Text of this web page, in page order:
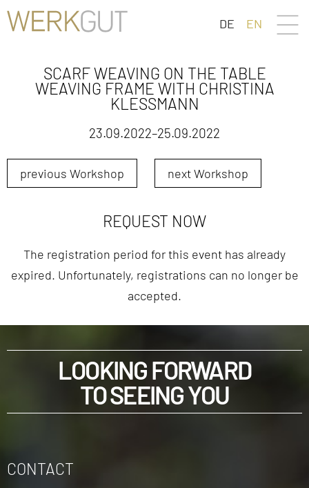
DE EN
SCARF WEAVING ON THE TABLE
WEAVING FRAME WITH CHRISTINA
KLESSMANN
23.09.2022–25.09.2022
previous Workshop next Workshop
REQUEST NOW
The registration period for this event has already
expired. Unfortunately, registrations can no longer be
accepted.
LOOKING FORWARD
TO SEEING YOU
CONTACT